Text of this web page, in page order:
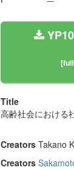
Title
高齢社会における
Creators Takano
Creators